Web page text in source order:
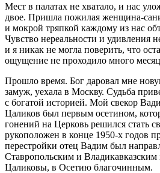
Мест в палатах не хватало, и нас
двое. Пришла пожилая женщина-
и мокрой тряпкой каждому из нас
Чувство нереальности и удивления
и я никак не могла поверить, что
ощущение не проходило много
Прошло время. Бог даровал мне
замуж, уехала в Москву. Судьба
с богатой историей. Мой свекор
Цаликов был первым осетином,
гонений на Церковь решился стать
рукоположен в конце 1950-х годов
перестройки отец Вадим был
Ставропольским и Владикавказским
Цаликовы, в Осетию благочинным.